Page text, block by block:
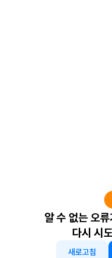
알 수 없는 오
다시 시
새로고침